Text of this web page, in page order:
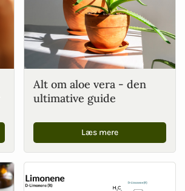
Alt om aloe vera - den
ultimative guide
Læs mere